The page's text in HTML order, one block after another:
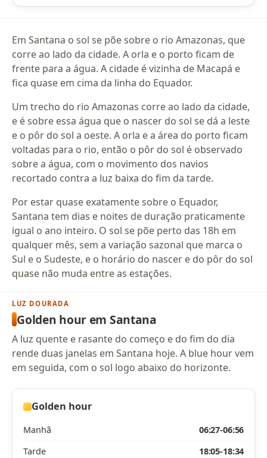
Em Santana o sol se põe sobre o rio Amazonas, que
corre ao lado da cidade. A orla e o porto ficam de
frente para a água. A cidade é vizinha de Macapá e
fica quase em cima da linha do Equador.
Um trecho do rio Amazonas corre ao lado da cidade,
e é sobre essa água que o nascer do sol se dá a leste
e o pôr do sol a oeste. A orla e a área do porto ficam
voltadas para o rio, então o pôr do sol é observado
sobre a água, com o movimento dos navios
recortado contra a luz baixa do fim da tarde.
Por estar quase exatamente sobre o Equador,
Santana tem dias e noites de duração praticamente
igual o ano inteiro. O sol se põe perto das 18h em
qualquer mês, sem a variação sazonal que marca o
Sul e o Sudeste, e o horário do nascer e do pôr do sol
quase não muda entre as estações.
LUZ DOURADA
Golden hour em Santana
A luz quente e rasante do começo e do fim do dia
rende duas janelas em Santana hoje. A blue hour vem
em seguida, com o sol logo abaixo do horizonte.
Golden hour
Manhã
06:27-06:56
Tarde
18:05-18:34